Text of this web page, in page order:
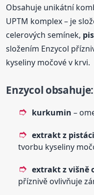
Obsahuje unikátní
UPTM komplex – je
celerových semínek,
složením Enzycol
kyseliny močové v krvi.
Enzycol obsahuje:
kurkumin –
extrakt z
tvorbu kyseliny
extrakt z višně
příznivě ovlivňuje